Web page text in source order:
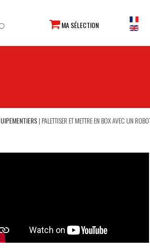
MA SÉLECTION
| PALETTISER ET METTRE EN BOX AVEC UN